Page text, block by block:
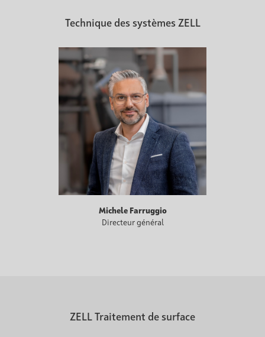
Technique des systèmes ZELL
Michele Farruggio
Directeur général
ZELL Traitement de surface